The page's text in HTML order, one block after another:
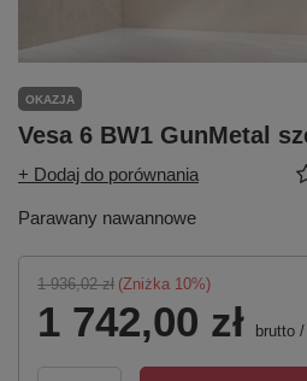
OKAZJA
Vesa 6 BW1 GunMetal
+ Dodaj do porównania
Parawany nawannowe
1 936,02 zł (Zniżka 10%)
1 742,00 zł brutto /